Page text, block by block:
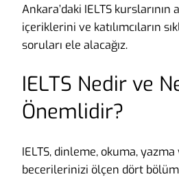
Ankara’daki IELTS kurslarının
içeriklerini ve katılımcıların
soruları ele alacağız.
IELTS Nedir ve
Önemlidir?
IELTS, dinleme, okuma,
becerilerinizi ölçen dört